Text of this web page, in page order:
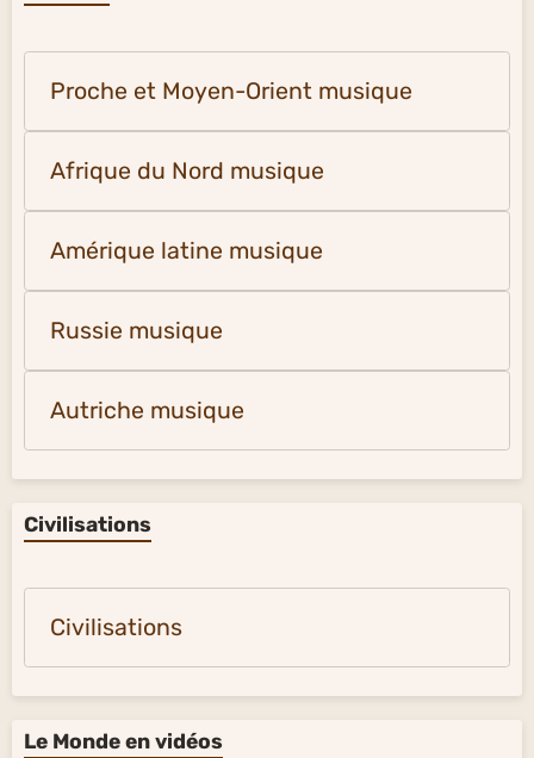
Proche et Moyen-Orient musique
Afrique du Nord musique
Amérique latine musique
Russie musique
Autriche musique
Civilisations
Civilisations
Le Monde en vidéos